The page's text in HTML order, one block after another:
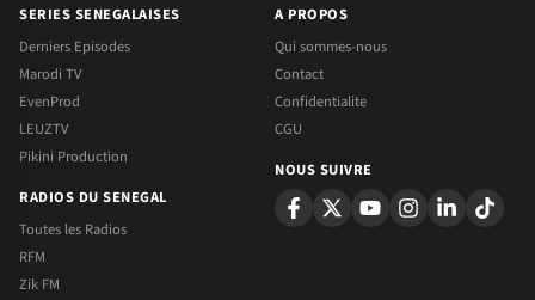
SERIES SENEGALAISES
Derniers Episodes
Marodi TV
EvenProd
LEUZTV
Pikini Production
RADIOS DU SENEGAL
Toutes les Radios
RFM
Zik FM
A PROPOS
Qui sommes-nous
Contact
Confidentialite
CGU
NOUS SUIVRE